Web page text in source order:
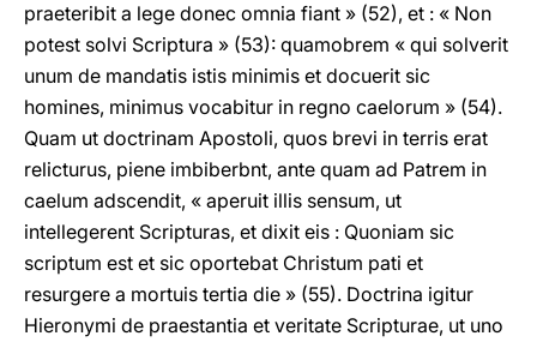
praeteribit a lege donec omnia fiant » (52), et : « Non
potest solvi Scriptura » (53): quamobrem « qui solverit
unum de mandatis istis minimis et docuerit sic
homines, minimus vocabitur in regno caelorum » (54).
Quam ut doctrinam Apostoli, quos brevi in terris erat
relicturus, piene imbiberbnt, ante quam ad Patrem in
caelum adscendit, « aperuit illis sensum, ut
intellegerent Scripturas, et dixit eis : Quoniam sic
scriptum est et sic oportebat Christum pati et
resurgere a mortuis tertia die » (55). Doctrina igitur
Hieronymi de praestantia et veritate Scripturae, ut uno